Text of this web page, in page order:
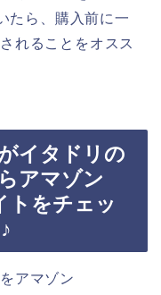
たら、購入前に一
れることをオスス
イタドリの
アマゾン
トをチェッ
アマゾン